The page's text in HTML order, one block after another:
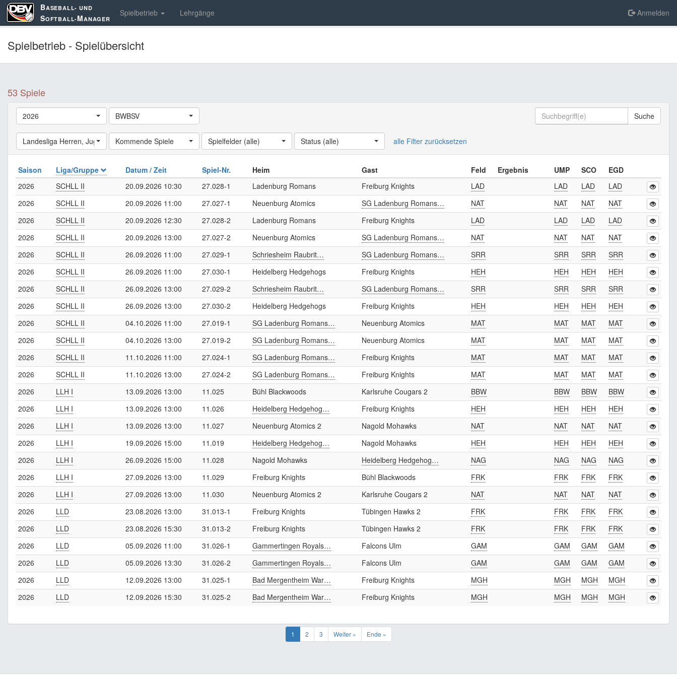
BASEBALL- UND
SOFTBALL-MANAGER
Spielbetrieb Lehrgänge Anmelden
Spielbetrieb - Spielübersicht
53 Spiele
Suche
2026 BWBSV
Landesliga Herren, Jugend Landesliga,Schüler Landesliga,Landesliga Damen
Kommende Spiele Spielfelder (alle) Status (alle) alle Filter zurücksetzen
Saison Liga/Gruppe Datum / Zeit Spiel-Nr. Heim Gast Feld Ergebnis UMP SCO
EGD
2026
SCHLL II 20.09.2026 10:30 27.028-1 Ladenburg Romans Freiburg Knights LAD LAD LAD
LAD
2026
SCHLL II 20.09.2026 11:00 27.027-1 Neuenburg Atomics SG Ladenburg Romans… NAT NAT NAT
NAT
2026
SCHLL II 20.09.2026 12:30 27.028-2 Ladenburg Romans Freiburg Knights LAD LAD LAD
LAD
2026
SCHLL II 20.09.2026 13:00 27.027-2 Neuenburg Atomics SG Ladenburg Romans… NAT NAT NAT
NAT
2026
SCHLL II 26.09.2026 11:00 27.029-1 Schriesheim Raubrit… SG Ladenburg Romans… SRR SRR SRR
SRR
2026
SCHLL II 26.09.2026 11:00 27.030-1 Heidelberg Hedgehogs Freiburg Knights HEH HEH HEH
HEH
2026
SCHLL II 26.09.2026 13:00 27.029-2 Schriesheim Raubrit… SG Ladenburg Romans… SRR SRR SRR
SRR
2026
SCHLL II 26.09.2026 13:00 27.030-2 Heidelberg Hedgehogs Freiburg Knights HEH HEH HEH
HEH
2026
SCHLL II 04.10.2026 11:00 27.019-1 SG Ladenburg Romans… Neuenburg Atomics MAT MAT MAT
MAT
2026
SCHLL II 04.10.2026 13:00 27.019-2 SG Ladenburg Romans… Neuenburg Atomics MAT MAT MAT
MAT
2026
SCHLL II 11.10.2026 11:00 27.024-1 SG Ladenburg Romans… Freiburg Knights MAT MAT MAT
MAT
2026
SCHLL II 11.10.2026 13:00 27.024-2 SG Ladenburg Romans… Freiburg Knights MAT MAT MAT
MAT
2026
LLH I 13.09.2026 13:00 11.025 Bühl Blackwoods Karlsruhe Cougars 2 BBW BBW BBW
BBW
2026
LLH I 13.09.2026 13:00 11.026 Heidelberg Hedgehog… Freiburg Knights HEH HEH HEH
HEH
2026
LLH I 13.09.2026 13:00 11.027 Neuenburg Atomics 2 Nagold Mohawks NAT NAT NAT
NAT
2026
LLH I 19.09.2026 15:00 11.019 Heidelberg Hedgehog… Nagold Mohawks HEH HEH HEH
HEH
2026
LLH I 26.09.2026 15:00 11.028 Nagold Mohawks Heidelberg Hedgehog… NAG NAG NAG
NAG
2026
LLH I 27.09.2026 13:00 11.029 Freiburg Knights Bühl Blackwoods FRK FRK FRK
FRK
2026
LLH I 27.09.2026 13:00 11.030 Neuenburg Atomics 2 Karlsruhe Cougars 2 NAT NAT NAT
NAT
2026
LLD 23.08.2026 13:00 31.013-1 Freiburg Knights Tübingen Hawks 2 FRK FRK FRK
FRK
2026
LLD 23.08.2026 15:30 31.013-2 Freiburg Knights Tübingen Hawks 2 FRK FRK FRK
FRK
2026
LLD 05.09.2026 11:00 31.026-1 Gammertingen Royals… Falcons Ulm GAM GAM GAM
GAM
2026
LLD 05.09.2026 13:30 31.026-2 Gammertingen Royals… Falcons Ulm GAM GAM GAM
GAM
2026
LLD 12.09.2026 13:00 31.025-1 Bad Mergentheim War… Freiburg Knights MGH MGH MGH
MGH
2026
LLD 12.09.2026 15:30 31.025-2 Bad Mergentheim War… Freiburg Knights MGH MGH MGH MGH
1 2 3 Weiter » Ende »